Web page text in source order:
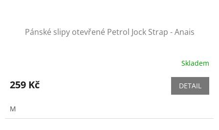
Pánské slipy otevřené Petrol Jock Strap - Anais
Skladem
259 Kč DETAIL
M